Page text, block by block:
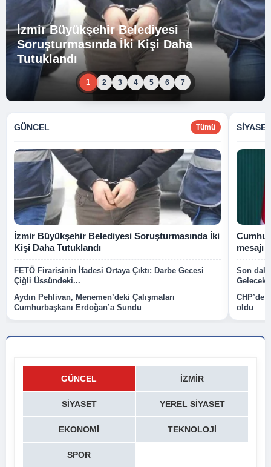
İzmir Büyükşehir Belediyesi
Soruşturmasında İki Kişi Daha
Tutuklandı
1 2 3 4 5 6 7
GÜNCEL Tümü
İzmir Büyükşehir Belediyesi Soruşturmasında İki
Kişi Daha Tutuklandı
FETÖ Firarisinin İfadesi Ortaya Çıktı: Darbe Gecesi
Çiğli Üssündeki...
Aydın Pehlivan, Menemen’deki Çalışmaları
Cumhurbaşkanı Erdoğan’a Sundu
mesajı
Son
Gelecek
CHP’de
oldu
GÜNCEL İZMIR
SIYASET YEREL SIYASET
EKONOMI TEKNOLOJI
SPOR